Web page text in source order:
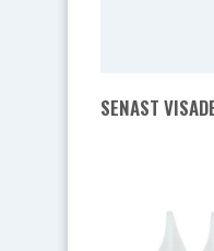
SENAST